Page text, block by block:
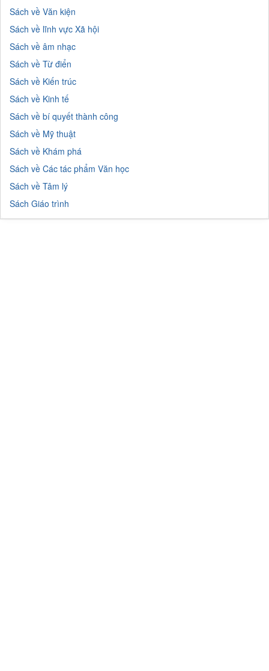
Sách về Văn kiện
Sách về lĩnh vực Xã hội
Sách về âm nhạc
Sách về Từ điển
Sách về Kiến trúc
Sách về Kinh tế
Sách về bí quyết thành công
Sách về Mỹ thuật
Sách về Khám phá
Sách về Các tác phẩm Văn học
Sách về Tâm lý
Sách Giáo trình